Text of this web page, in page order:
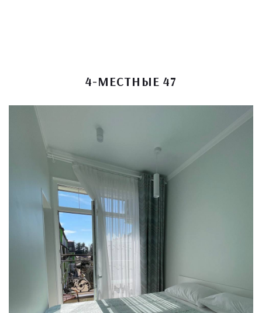
4-МЕСТНЫЕ 47